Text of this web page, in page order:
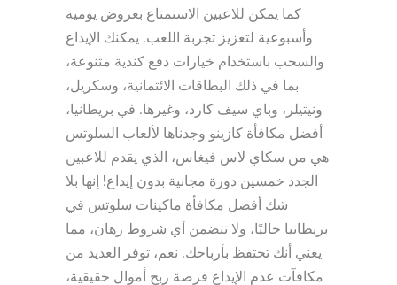
كما يمكن للاعبين الاستمتاع بعروض يومية
وأسبوعية لتعزيز تجربة اللعب. يمكنك الإيداع
والسحب باستخدام خيارات دفع كندية متنوعة،
بما في ذلك البطاقات الائتمانية، وسكريل،
ونيتيلر، وباي سيف كارد، وغيرها. في بريطانيا،
أفضل مكافأة كازينو وجدناها لألعاب السلوتس
هي من سكاي لاس فيغاس، الذي يقدم للاعبين
الجدد خمسين دورة مجانية بدون إيداع! إنها بلا
شك أفضل مكافأة ماكينات سلوتس في
بريطانيا حاليًا، ولا تتضمن أي شروط رهان، مما
يعني أنك تحتفظ بأرباحك. نعم، توفر العديد من
مكافآت عدم الإيداع فرصة ربح أموال حقيقية،